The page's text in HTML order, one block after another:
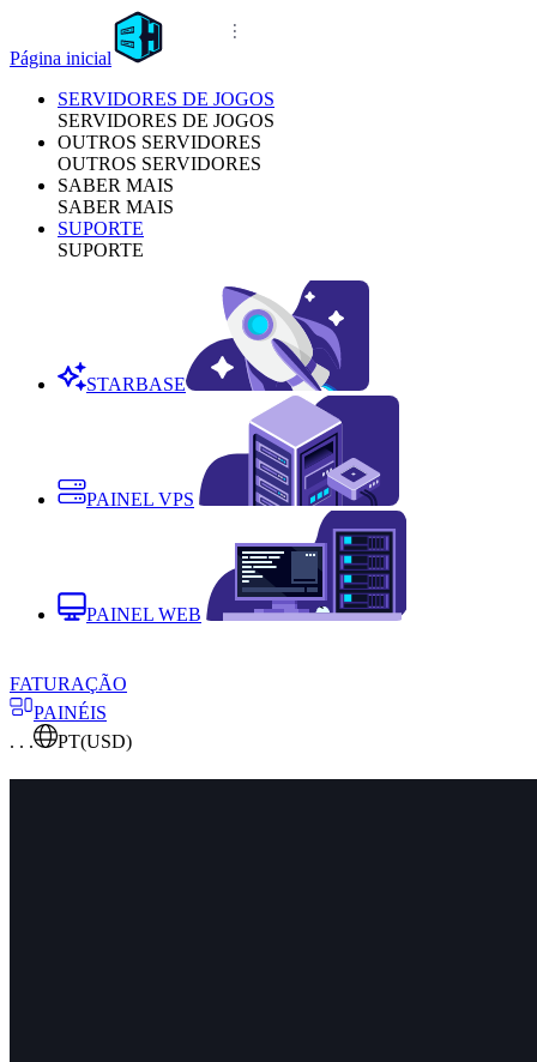
Página inicial
SERVIDORES DE JOGOS
SERVIDORES DE JOGOS
OUTROS SERVIDORES
OUTROS SERVIDORES
SABER MAIS
SABER MAIS
SUPORTE
SUPORTE
STARBASE
PAINEL VPS
PAINEL WEB
FATURAÇÃO
PAINÉIS
. . .
PT(USD)